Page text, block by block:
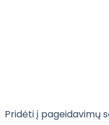
Pridėti į pageidavimų